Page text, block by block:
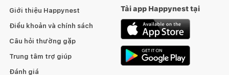
Giới thiệu Happynest
Điều khoản và chính sách
Câu hỏi thường gặp
Trung tâm trợ giúp
Đánh giá
Tải app Happynest tại